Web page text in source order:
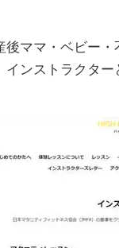
後ママ・ベビー
インストラクタ